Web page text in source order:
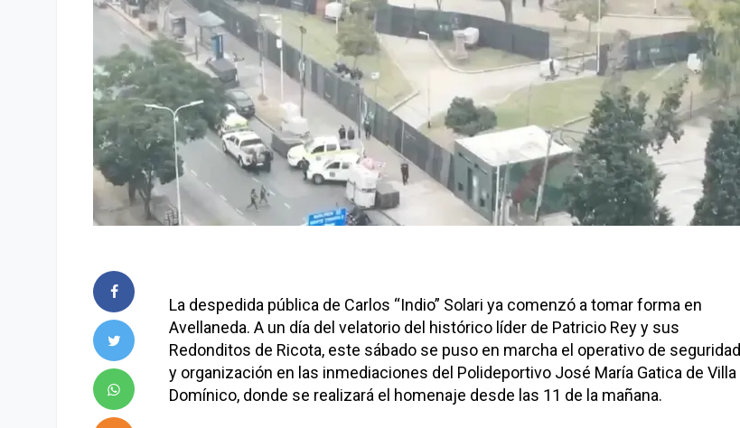
La despedida pública de Carlos “Indio” Solari ya comenzó a tomar forma en
Avellaneda. A un día del velatorio del histórico líder de Patricio Rey y sus
Redonditos de Ricota, este sábado se puso en marcha el operativo de seguridad
y organización en las inmediaciones del Polideportivo José María Gatica de Villa
Domínico, donde se realizará el homenaje desde las 11 de la mañana.